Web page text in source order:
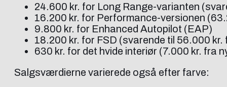
24.600 kr. for Long Range-varianten
16.200 kr. for Performance-versionen
9.800 kr. for Enhanced Autopilot (EAP)
18.200 kr. for FSD (svarende til 56.000 kr.
630 kr. for det hvide interiør (7.000 kr. fra
Salgsværdierne varierede også efter farve: